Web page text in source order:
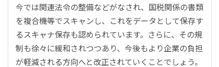
今では関連法令の整備などがなされ、国税関係の書類
を複合機等でスキャンし、これをデータとして保存す
るスキャナ保存も認められています。さらに、その規
制も徐々に緩和されつつあり、今後もより企業の負担
が軽減される方向へと改正されていくことでしょう。